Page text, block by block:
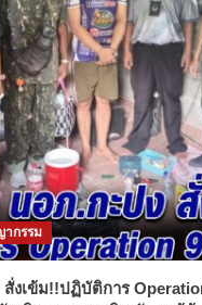
ากรรม
สั่งเข้ม!!ปฏิบัติการ